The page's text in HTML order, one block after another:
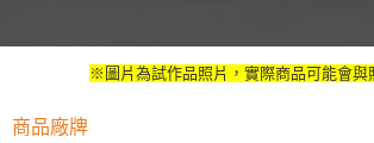
※圖片為試作品照片，實際商品可能會
商品廠牌